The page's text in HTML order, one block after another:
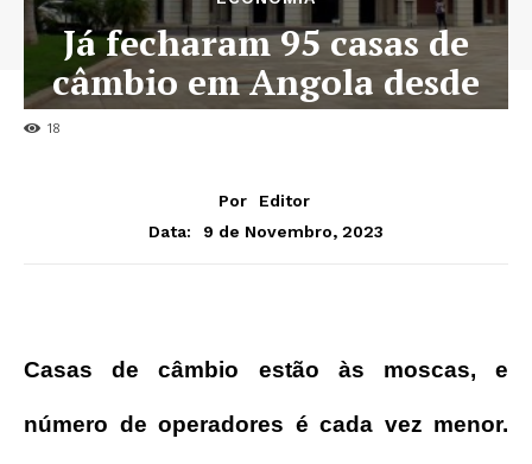
18
Já fecharam 95 casas de
câmbio em Angola desde
2017
Por
Editor
Data:
9 de Novembro, 2023
Casas de câmbio estão às moscas, e
número de operadores é cada vez menor.